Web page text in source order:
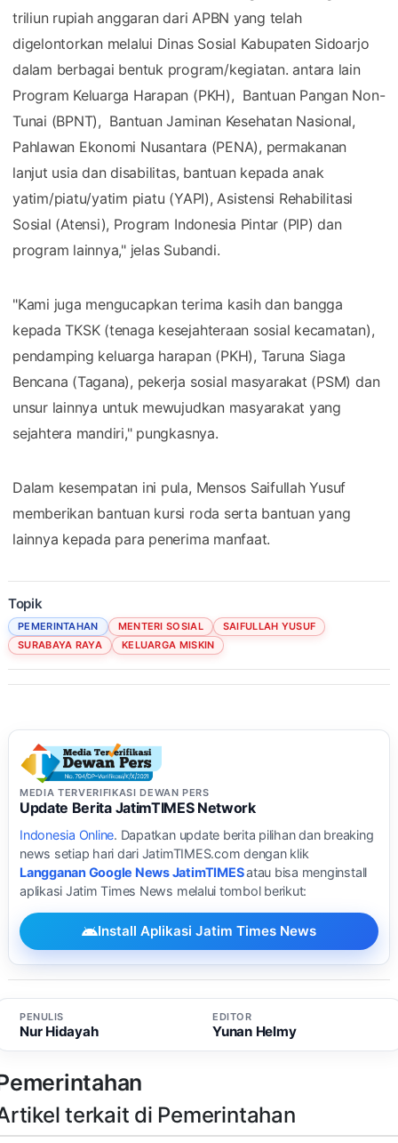
triliun rupiah anggaran dari APBN yang telah
digelontorkan melalui Dinas Sosial Kabupaten Sidoarjo
dalam berbagai bentuk program/kegiatan. antara lain
Program Keluarga Harapan (PKH), Bantuan Pangan Non-
Tunai (BPNT), Bantuan Jaminan Kesehatan Nasional,
Pahlawan Ekonomi Nusantara (PENA), permakanan
lanjut usia dan disabilitas, bantuan kepada anak
yatim/piatu/yatim piatu (YAPI), Asistensi Rehabilitasi
Sosial (Atensi), Program Indonesia Pintar (PIP) dan
program lainnya," jelas Subandi.
"Kami juga mengucapkan terima kasih dan bangga
kepada TKSK (tenaga kesejahteraan sosial kecamatan),
pendamping keluarga harapan (PKH), Taruna Siaga
Bencana (Tagana), pekerja sosial masyarakat (PSM) dan
unsur lainnya untuk mewujudkan masyarakat yang
sejahtera mandiri," pungkasnya.
Dalam kesempatan ini pula, Mensos Saifullah Yusuf
memberikan bantuan kursi roda serta bantuan yang
lainnya kepada para penerima manfaat.
Topik
PEMERINTAHAN MENTERI SOSIAL
SAIFULLAH YUSUF
SURABAYA RAYA
KELUARGA MISKIN
MEDIA TERVERIFIKASI DEWAN PERS
Update Berita JatimTIMES Network
Indonesia Online. Dapatkan update berita pilihan dan breaking
news setiap hari dari JatimTIMES.com dengan klik
Langganan Google News JatimTIMESatau bisa menginstall
aplikasi Jatim Times News melalui tombol berikut:
Install Aplikasi Jatim Times News
PENULIS
Nur Hidayah
EDITOR
Yunan Helmy
terkait di Pemerintahan